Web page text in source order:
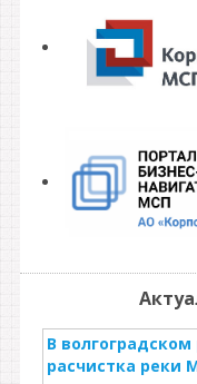
В
расчистка реки